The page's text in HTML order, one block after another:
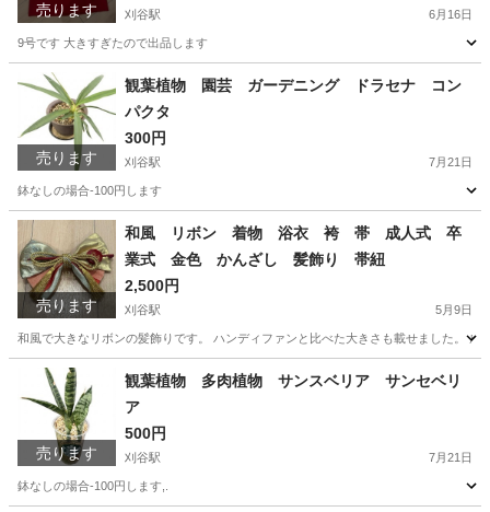
売ります 刈谷駅 6月16日
9号です 大きすぎたので出品します
愛知 刈谷市 刈谷駅 スカート アッシュエル
売ります
観葉植物 園芸 ガーデニング ドラセナ コン
パクタ
300円
刈谷駅 7月21日
鉢なしの場合-100円します
愛知 刈谷市 刈谷駅 家庭用品 ドラセナ
売ります
和風 リボン 着物 浴衣 袴 帯 成人式 卒
業式 金色 かんざし 髪飾り 帯紐
2,500円
刈谷駅 5月9日
和風で大きなリボンの髪飾りです。 ハンディファンと比べた大きさも載せました。
愛知 刈谷駅 着物 成人式
売ります
観葉植物 多肉植物 サンスベリア サンセベリ
ア
500円
刈谷駅 7月21日
鉢なしの場合-100円します,.